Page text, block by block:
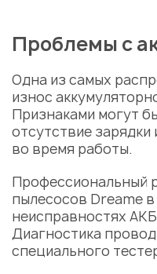
Проблемы с
Одна из самых
износ
Признаками могут
отсутствие зарядки
во время работы.
Профессиональный
пылесосов Dreame
неисправностях АКБ
Диагностика
специального